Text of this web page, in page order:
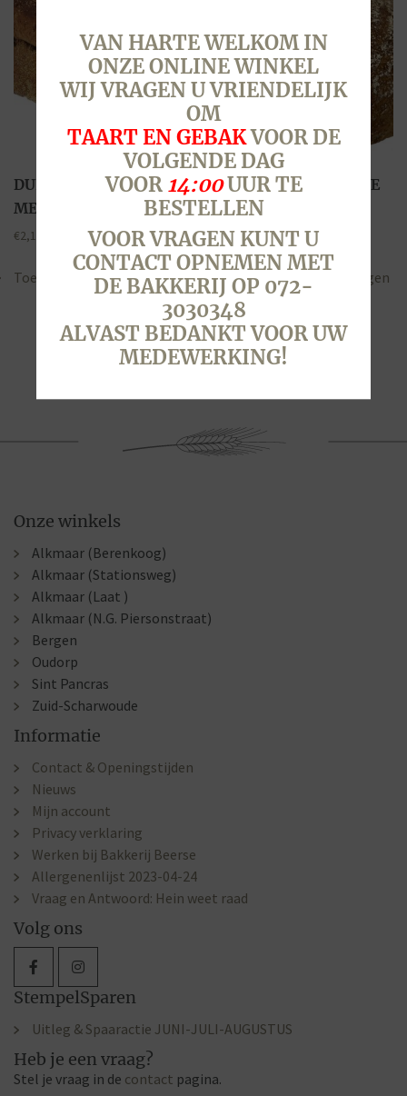
DUIN DONKER, BRUIN
MEERGRANEN, HALF
€2,10
Toevoegen aan winkelwagen
DESEM, BRUIN TARWE
(MIDDENBROOD)
€3,30
Toevoegen aan winkelwagen
Onze winkels
Alkmaar (Berenkoog)
Alkmaar (Stationsweg)
Alkmaar (Laat )
Alkmaar (N.G. Piersonstraat)
Bergen
Oudorp
Sint Pancras
Zuid-Scharwoude
Informatie
Contact & Openingstijden
Nieuws
Mijn account
Privacy verklaring
Werken bij Bakkerij Beerse
Allergenenlijst 2023-04-24
Vraag en Antwoord: Hein weet raad
Volg ons
StempelSparen
Uitleg & Spaaractie JUNI-JULI-AUGUSTUS
Heb je een vraag?
Stel je vraag in de contact pagina.
VAN HARTE WELKOM IN
ONZE ONLINE WINKEL
WIJ VRAGEN U VRIENDELIJK
OM
TAART EN GEBAKVOOR DE
VOLGENDE DAG
VOOR 14:00UUR TE
BESTELLEN
VOOR VRAGEN KUNT U
CONTACT OPNEMEN MET
DE BAKKERIJ OP 072-
3030348
ALVAST BEDANKT VOOR UW
MEDEWERKING!